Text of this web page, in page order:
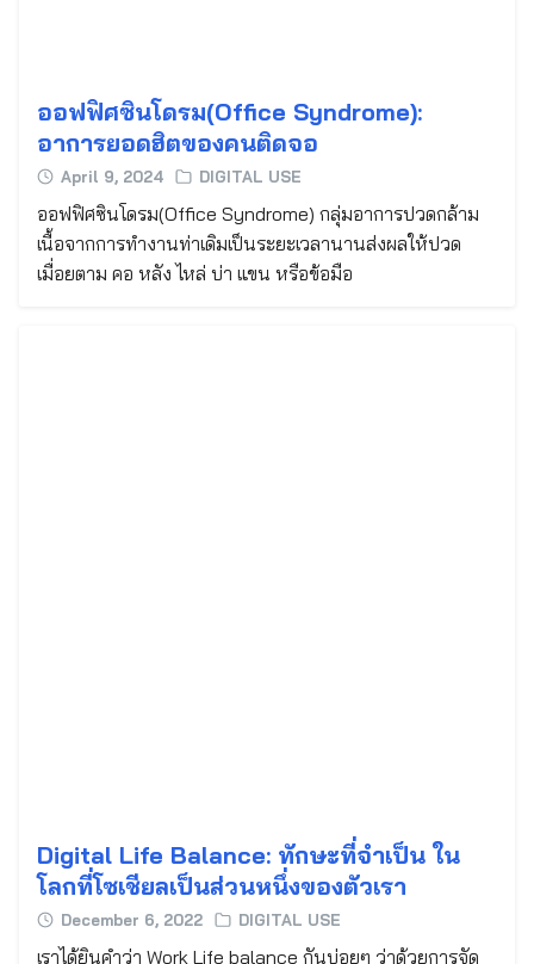
ออฟฟิศซินโดรม(Office Syndrome):
อาการยอดฮิตของคนติดจอ
April 9, 2024 DIGITAL USE
ออฟฟิศซินโดรม(Office Syndrome) กลุ่มอาการปวดกล้าม
เนื้อจากการทำงานท่าเดิมเป็นระยะเวลานานส่งผลให้ปวด
เมื่อยตาม คอ หลัง ไหล่ บ่า แขน หรือข้อมือ
Digital Life Balance: ทักษะที่จำเป็น ใน
โลกที่โซเชียลเป็นส่วนหนึ่งของตัวเรา
December 6, 2022 DIGITAL USE
เราได้ยินคำว่า Work Life balance กันบ่อยๆ ว่าด้วยการจัด